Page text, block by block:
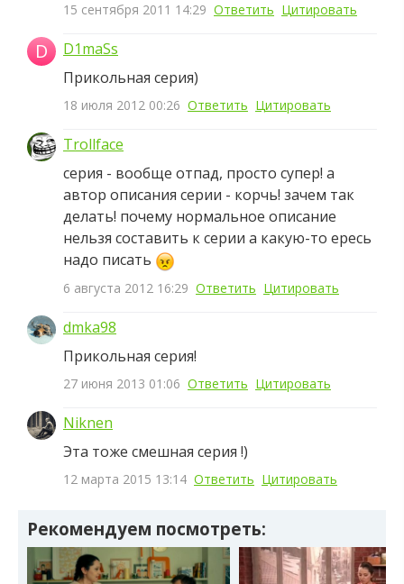
15 сентября 2011 14:29 Ответить Цитировать
D
D1maSs
Прикольная серия)
18 июля 2012 00:26 Ответить Цитировать
Trollface
серия - вообще отпад, просто супер! а
автор описания серии - корчь! зачем так
делать! почему нормальное описание
нельзя составить к серии а какую-то ересь
надо писать
6 августа 2012 16:29 Ответить Цитировать
dmka98
Прикольная серия!
27 июня 2013 01:06 Ответить Цитировать
Niknen
Эта тоже смешная серия !)
12 марта 2015 13:14 Ответить Цитировать
Рекомендуем посмотреть: